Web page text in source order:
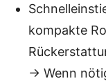
kompakte
→ Wenn